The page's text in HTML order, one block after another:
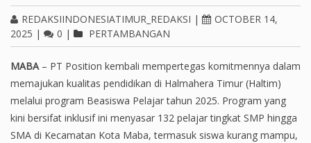
REDAKSIINDONESIATIMUR_REDAKSI |
OCTOBER 14,
2025 | 0 | PERTAMBANGAN
MABA– PT Position kembali mempertegas komitmennya dalam
memajukan kualitas pendidikan di Halmahera Timur (Haltim)
melalui program Beasiswa Pelajar tahun 2025. Program yang
kini bersifat inklusif ini menyasar 132 pelajar tingkat SMP hingga
SMA di Kecamatan Kota Maba, termasuk siswa kurang mampu,